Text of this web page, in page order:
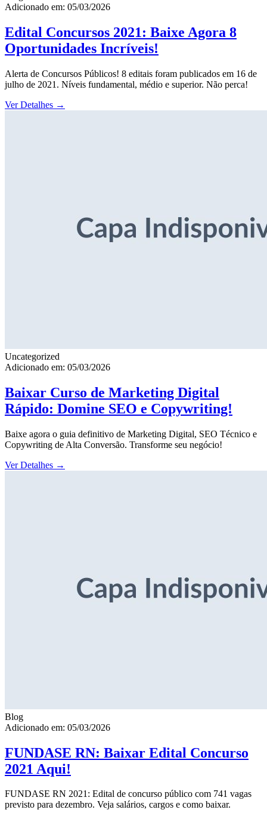
Adicionado em: 05/03/2026
Edital Concursos 2021: Baixe Agora 8
Oportunidades Incríveis!
Alerta de Concursos Públicos! 8 editais foram publicados em 16 de
julho de 2021. Níveis fundamental, médio e superior. Não perca!
Ver Detalhes →
Uncategorized
Adicionado em: 05/03/2026
Baixar Curso de Marketing Digital
Rápido: Domine SEO e Copywriting!
Baixe agora o guia definitivo de Marketing Digital, SEO Técnico e
Copywriting de Alta Conversão. Transforme seu negócio!
Ver Detalhes →
Blog
Adicionado em: 05/03/2026
FUNDASE RN: Baixar Edital Concurso
2021 Aqui!
FUNDASE RN 2021: Edital de concurso público com 741 vagas
previsto para dezembro. Veja salários, cargos e como baixar.